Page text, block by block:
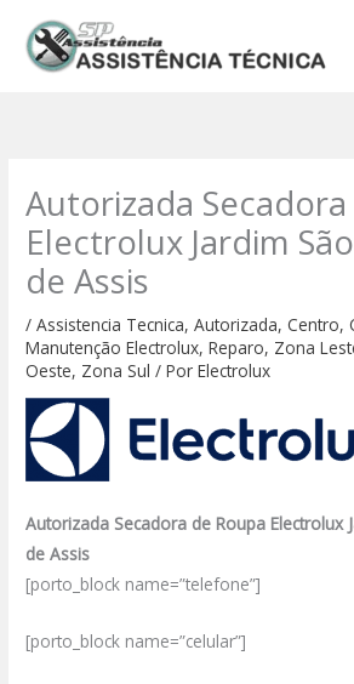
para
Autorizada
Electrolux Jardim
de Assis
/Assistencia Tecnica,Autorizada,Centro,
Manutenção Electrolux,Reparo, Zona
Oeste, Zona Sul / PorElectrolux
Autorizada Secadora de Roupa Electrolux
de Assis
[porto_block name=”telefone”]
[porto_block name=”celular”]